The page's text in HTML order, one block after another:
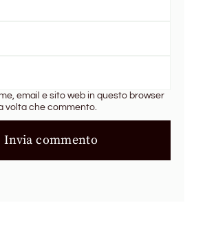
email e sito web in questo browser
volta che commento.